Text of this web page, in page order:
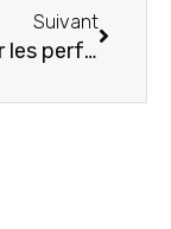
Suivant
Maximiser les performances et prévenir les blessures : Comment l'orthèse d'épaule Shock Doctor peut aider